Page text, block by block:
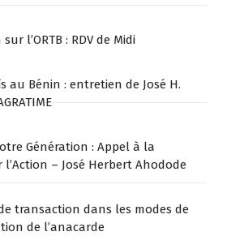
l’ORTB : RDV de Midi
au Bénin : entretien de José H.
Génération : Appel à la
l’Action – José Herbert Ahodode
transaction dans les modes de
de l’anacarde